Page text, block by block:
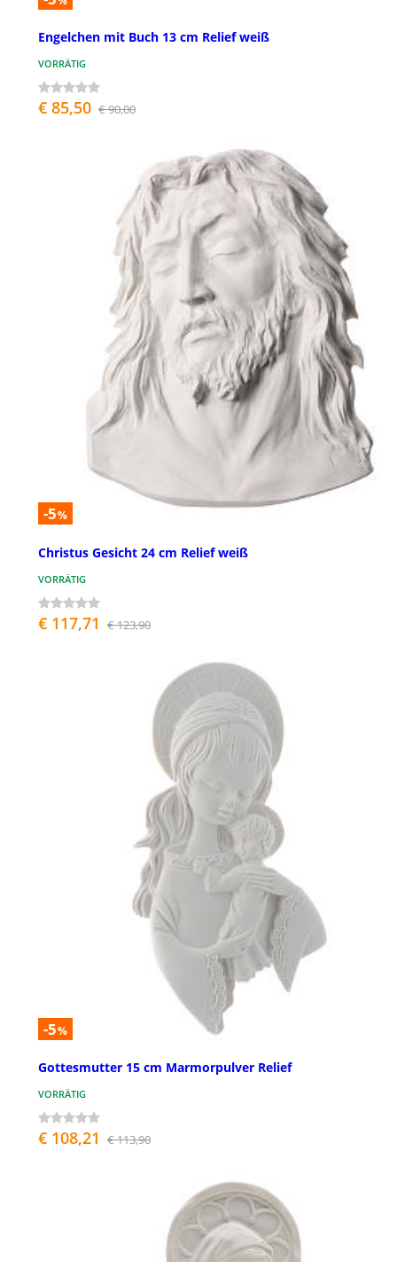
Engelchen mit Buch 13 cm Relief weiß
VORRÄTIG
€ 85,50 € 90,00
-5%
Christus Gesicht 24 cm Relief weiß
VORRÄTIG
€ 117,71 € 123,90
-5%
Gottesmutter 15 cm Marmorpulver Relief
VORRÄTIG
€ 108,21 € 113,90